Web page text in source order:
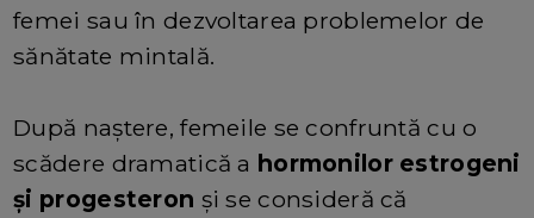
femei sau în dezvoltarea problemelor de
sănătate mintală.
După naștere, femeile se confruntă cu o
scădere dramatică a hormonilor estrogeni
și progesteron și se consideră că